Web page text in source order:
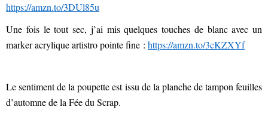
https://amzn.to/3DUl85u
Une fois le tout sec, j’ai mis quelques touches de blanc avec un
marker acrylique artistro pointe fine : https://amzn.to/3cKZXYf
Le sentiment de la poupette est issu de la planche de tampon feuilles
d’automne de la Fée du Scrap.